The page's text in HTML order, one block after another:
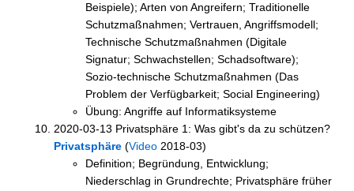
Beispiele); Arten von Angreifern; Traditionelle
Schutzmaßnahmen; Vertrauen, Angriffsmodell;
Technische Schutzmaßnahmen (Digitale
Signatur; Schwachstellen; Schadsoftware);
Sozio-technische Schutzmaßnahmen (Das
Problem der Verfügbarkeit; Social Engineering)
Übung: Angriffe auf Informatiksysteme
2020-03-13 Privatsphäre 1: Was gibt's da zu schützen?
Privatsphäre (Video 2018-03)
Definition; Begründung, Entwicklung;
Niederschlag in Grundrechte; Privatsphäre früher